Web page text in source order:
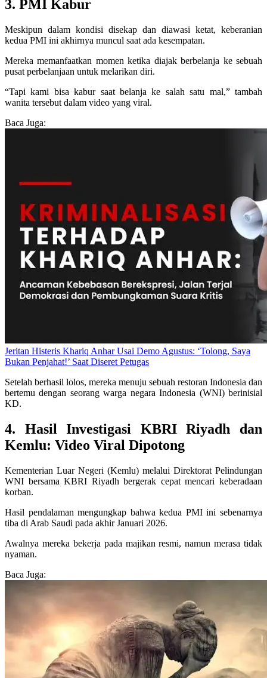
3. PMI Kabur
Meskipun dalam kondisi disekap dan diawasi ketat, keberanian
kedua PMI ini akhirnya muncul saat ada kesempatan.
Mereka memanfaatkan momen ketika diajak berbelanja ke sebuah
pusat perbelanjaan untuk melarikan diri.
“Tapi kami bisa kabur saat belanja ke salah satu mal,” tambah
wanita tersebut dalam video yang viral.
Baca Juga:
Jeritan Histeris Khariq Anhar Usai Demo Agustus: ‘Tolong, Saya
Bukan Penjahat!’ Saat Diseret Petugas
Setelah berhasil lolos, mereka menuju sebuah restoran Indonesia dan
bertemu dengan seorang warga negara Indonesia (WNI) berinisial
KD.
4. Hasil Investigasi KBRI Riyadh dan
Kemlu: Video Viral Dipotong
Kementerian Luar Negeri (Kemlu) melalui Direktorat Pelindungan
WNI bersama KBRI Riyadh bergerak cepat mencari keberadaan
korban.
Hasil pendalaman mengungkap bahwa kedua PMI ini sebenarnya
tiba di Arab Saudi pada akhir Januari 2026.
Awalnya mereka bekerja pada majikan resmi, namun merasa tidak
nyaman.
Baca Juga: